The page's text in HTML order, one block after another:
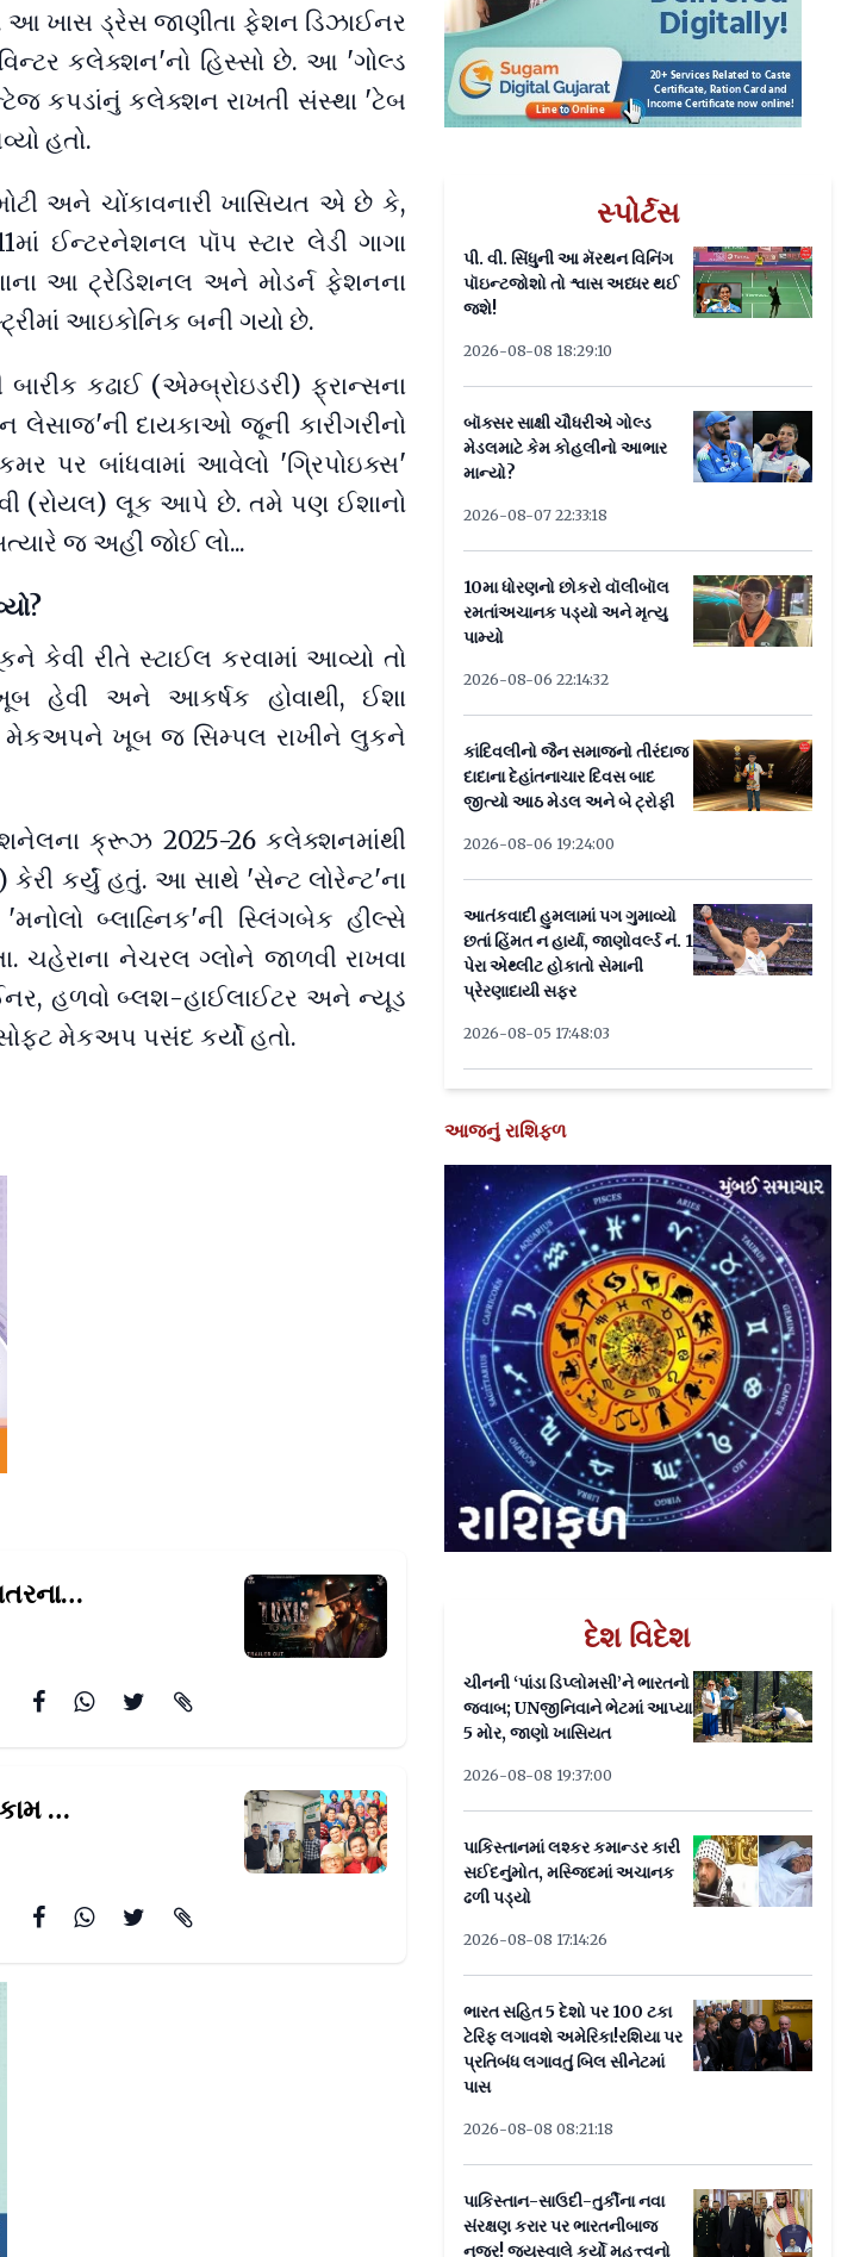
ખાસ ડ્રેસ જાણીતા ફેશન ડિઝાઈનર
કલેક્શન'નો હિસ્સો છે. આ 'ગોલ્ડ
કપડાંનું કલેક્શન રાખતી સંસ્થા 'ટેબ
હતો.
અને ચોંકાવનારી ખાસિયત એ છે કે,
ઈન્ટરનેશનલ પૉપ સ્ટાર લેડી ગાગા
આ ટ્રેડિશનલ અને મોડર્ન ફેશનના
આઇકોનિક બની ગયો છે.
કઢાઈ (એમ્બ્રોઇડરી) ફ્રાન્સના
લેસાજ'ની દાયકાઓ જૂની કારીગરીનો
પર બાંધવામાં આવેલો 'ગ્રિપોઇક્સ'
(રોયલ) લૂક આપે છે. તમે પણ ઈશાનો
જ અહીં જોઈ લો...
કેવી રીતે સ્ટાઈલ કરવામાં આવ્યો તો
હેવી અને આકર્ષક હોવાથી, ઈશા
ખૂબ જ સિમ્પલ રાખીને લુકને
ક્રૂઝ 2025-26 કલેક્શનમાંથી
કેરી કર્યું હતું. આ સાથે 'સેન્ટ લોરેન્ટ'ના
બ્લાહ્નિક'ની સ્લિંગબેક હીલ્સે
ચહેરાના નેચરલ ગ્લોને જાળવી રાખવા
હળવો બ્લશ-હાઈલાઈટર અને ન્યૂડ
મેકઅપ પસંદ કર્યો હતો.
‘Toxic’ના ટ્રેલરમાં Yashનો ખતરનાક લુક, એક્શન સાથે રોમાન્સની ફ્રેમ ફેન્સને ચોંકાવી દેશે
‘તારક મહેતા કા ઉલ્ટા ચશ્મા’માં કામ કરવા ટીનએજર મધ્ય પ્રદેશથી ફિલ્મ સિટી પહોંચ્યો
સ્પોર્ટસ
પી. વી. સિંધુની આ મૅરથન વિનિંગ
પૉઇન્ટજોશો તો શ્વાસ અધ્ધર થઈ
જશે!
2026-08-08 18:29:10
બૉક્સર સાક્ષી ચૌધરીએ ગોલ્ડ
મેડલમાટે કેમ કોહલીનો આભાર
માન્યો?
2026-08-07 22:33:18
10મા ધોરણનો છોકરો વૉલીબૉલ
રમતાંઅચાનક પડ્યો અને મૃત્યુ
પામ્યો
2026-08-06 22:14:32
કાંદિવલીનો જૈન સમાજનો તીરંદાજ
દાદાના દેહાંતનાચાર દિવસ બાદ
જીત્યો આઠ મેડલ અને બે ટ્રોફી
2026-08-06 19:24:00
આતંકવાદી હુમલામાં પગ ગુમાવ્યો
છતાં હિંમત ન હાર્યા, જાણોવર્લ્ડ નં. 1
પેરા એથ્લીટ હોકાતો સેમાની
પ્રેરણાદાયી સફર
2026-08-05 17:48:03
આજનું રાશિફળ
દેશ વિદેશ
ચીનની ‘પાંડા ડિપ્લોમસી’ને ભારતનો
જવાબ; UNજીનિવાને ભેટમાં આપ્યા
5 મોર, જાણો ખાસિયત
2026-08-08 19:37:00
પાકિસ્તાનમાં લશ્કર કમાન્ડર કારી
સઈદનુંમોત, મસ્જિદમાં અચાનક
ઢળી પડ્યો
2026-08-08 17:14:26
ભારત સહિત 5 દેશો પર 100 ટકા
ટેરિફ લગાવશે અમેરિકા!રશિયા પર
પ્રતિબંધ લગાવતું બિલ સીનેટમાં
પાસ
2026-08-08 08:21:18
પાકિસ્તાન-સાઉદી-તુર્કીના નવા
સંરક્ષણ કરાર પર ભારતનીબાજ
નજર! જયસ્વાલે કર્યો મહત્ત્વનો